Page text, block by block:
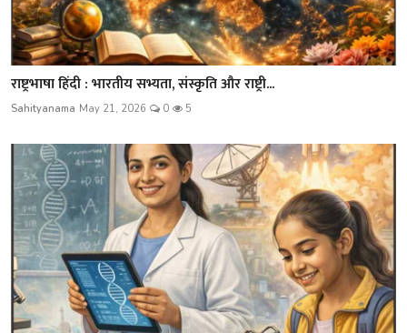
राष्ट्रभाषा हिंदी : भारतीय सभ्यता, संस्कृति और राष्ट्री...
Sahityanama May 21, 2026 0 5